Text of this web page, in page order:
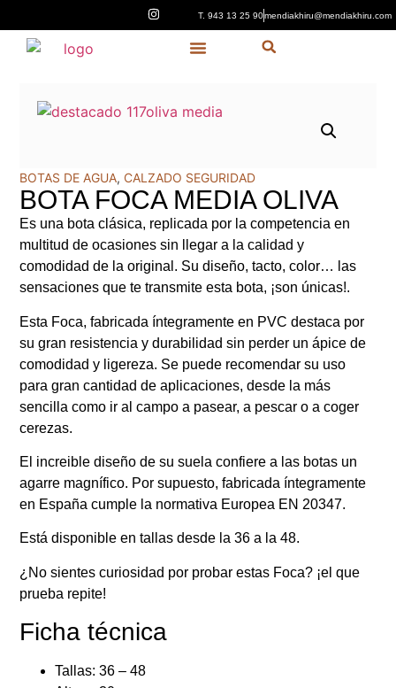
T. 943 13 25 90mendiakhiru@mendiakhiru.com
BOTAS DE AGUA, CALZADO SEGURIDAD
BOTA FOCA MEDIA OLIVA
Es una bota clásica, replicada por la competencia en
multitud de ocasiones sin llegar a la calidad y
comodidad de la original. Su diseño, tacto, color… las
sensaciones que te transmite esta bota, ¡son únicas!.
Esta Foca, fabricada íntegramente en PVC destaca por
su gran resistencia y durabilidad sin perder un ápice de
comodidad y ligereza. Se puede recomendar su uso
para gran cantidad de aplicaciones, desde la más
sencilla como ir al campo a pasear, a pescar o a coger
cerezas.
El increible diseño de su suela confiere a las botas un
agarre magnífico. Por supuesto, fabricada íntegramente
en España cumple la normativa Europea EN 20347.
Está disponible en tallas desde la 36 a la 48.
¿No sientes curiosidad por probar estas Foca? ¡el que
prueba repite!
Ficha técnica
Tallas: 36 – 48